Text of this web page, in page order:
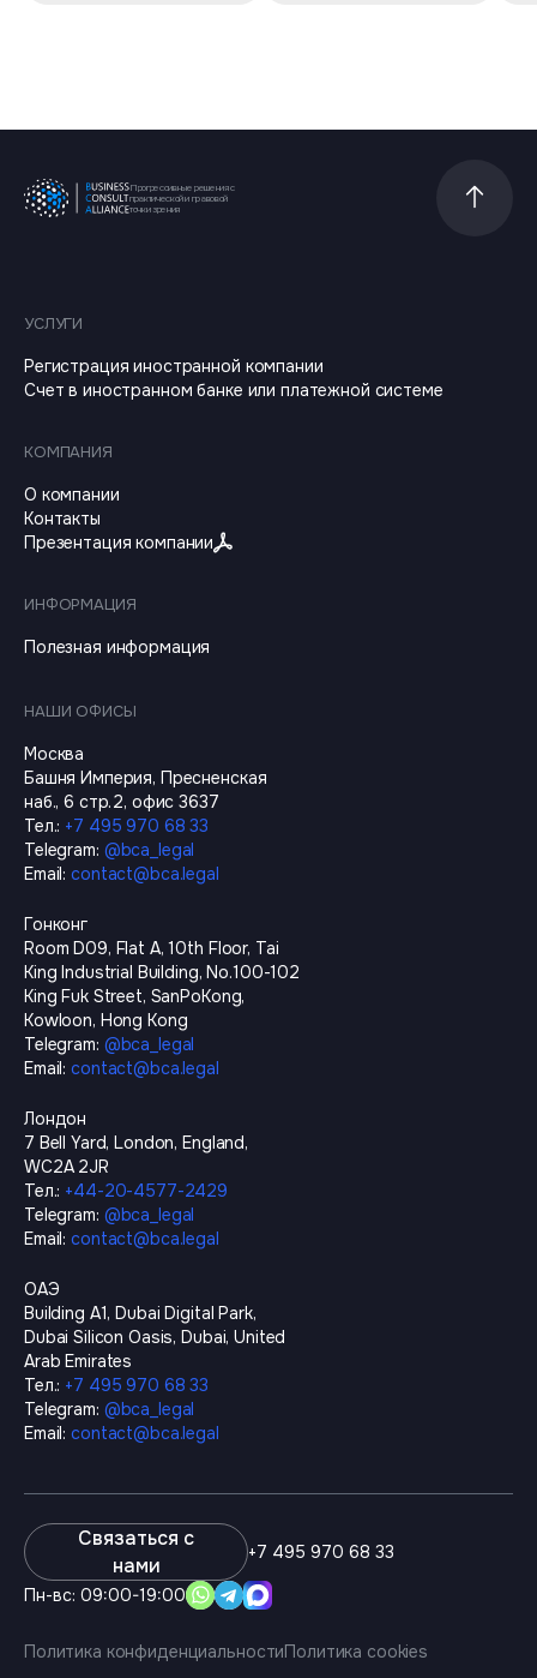
Прогрессивные решения с
практической и правовой
точки зрения
УСЛУГИ
Регистрация иностранной компании
Счет в иностранном банке или платежной системе
КОМПАНИЯ
О компании
Контакты
Презентация компании
ИНФОРМАЦИЯ
Полезная информация
НАШИ ОФИСЫ
Москва
Башня Империя, Пресненская
наб., 6 стр.2, офис 3637
Тел.: +7 495 970 68 33
Telegram: @bca_legal
Email: contact@bca.legal
Гонконг
Room D09, Flat A, 10th Floor, Tai
King Industrial Building, No.100-102
King Fuk Street, SanPoKong,
Kowloon, Hong Kong
Telegram: @bca_legal
Email: contact@bca.legal
Лондон
7 Bell Yard, London, England,
WC2A 2JR
Тел.: +44-20-4577-2429
Telegram: @bca_legal
Email: contact@bca.legal
ОАЭ
Building A1, Dubai Digital Park,
Dubai Silicon Oasis, Dubai, United
Arab Emirates
Тел.: +7 495 970 68 33
Telegram: @bca_legal
Email: contact@bca.legal
Политика конфиденциальностиПолитика cookies
Связаться с
нами
+7 495 970 68 33
Пн-вс: 09:00-19:00